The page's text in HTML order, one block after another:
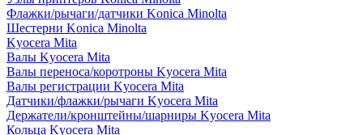
Флажки/рычаги/датчики Konica Minolta
Шестерни Konica Minolta
Kyocera Mita
Валы Kyocera Mita
Валы переноса/коротроны Kyocera Mita
Валы регистрации Kyocera Mita
Датчики/флажки/рычаги Kyocera Mita
Держатели/кронштейны/шарниры Kyocera Mita
Кольца Kyocera Mita